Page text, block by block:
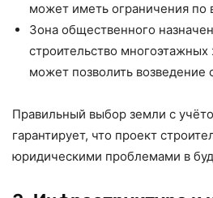
может иметь ограничения по
Зона общественного
строительство
может позволить возведение
Правильный выбор земли с
гарантирует, что проект
юридическими проблемами в